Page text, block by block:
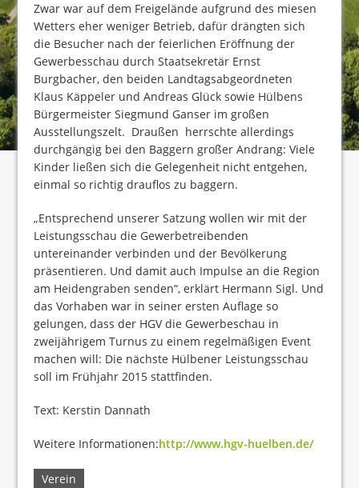
Zwar war auf dem Freigelände aufgrund des miesen
Wetters eher weniger Betrieb, dafür drängten sich
die Besucher nach der feierlichen Eröffnung der
Gewerbesschau durch Staatsekretär Ernst
Burgbacher, den beiden Landtagsabgeordneten
Klaus Käppeler und Andreas Glück sowie Hülbens
Bürgermeister Siegmund Ganser im großen
Ausstellungszelt. Draußen herrschte allerdings
durchgängig bei den Baggern großer Andrang: Viele
Kinder ließen sich die Gelegenheit nicht entgehen,
einmal so richtig drauflos zu baggern.
„Entsprechend unserer Satzung wollen wir mit der
Leistungsschau die Gewerbetreibenden
untereinander verbinden und der Bevölkerung
präsentieren. Und damit auch Impulse an die Region
am Heidengraben senden“, erklärt Hermann Sigl. Und
das Vorhaben war in seiner ersten Auflage so
gelungen, dass der HGV die Gewerbeschau in
zweijährigem Turnus zu einem regelmäßigen Event
machen will: Die nächste Hülbener Leistungsschau
soll im Frühjahr 2015 stattfinden.
Text: Kerstin Dannath
Weitere Informationen:http://www.hgv-huelben.de/
Verein